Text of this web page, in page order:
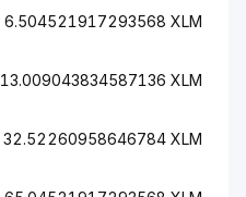
6.504521917293568 XLM
13.009043834587136 XLM
32.52260958646784 XLM